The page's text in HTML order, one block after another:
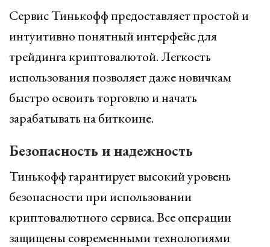
Сервис Тинькофф предоставляет простой и
интуитивно понятный интерфейс для
трейдинга криптовалютой. Легкость
использования позволяет даже новичкам
быстро освоить торговлю и начать
зарабатывать на биткоине.
Безопасность и надежность
Тинькофф гарантирует высокий уровень
безопасности при использовании
криптовалютного сервиса. Все операции
защищены современными технологиями